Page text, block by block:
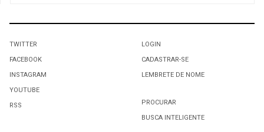
TWITTER
FACEBOOK
INSTAGRAM
YOUTUBE
RSS
LOGIN
CADASTRAR-SE
LEMBRETE DE NOME
PROCURAR
BUSCA INTELIGENTE